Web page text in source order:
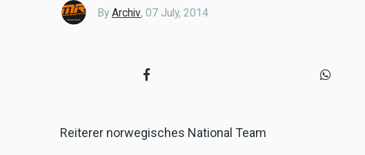
By Archiv, 07 July, 2014
Reiterer norwegisches National Team